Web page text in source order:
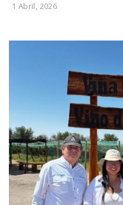
1 Abril, 2026